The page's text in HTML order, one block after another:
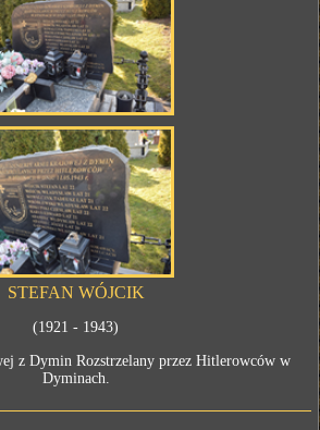
STEFAN WÓJCIK
(1921 - 1943)
z Dymin Rozstrzelany przez Hitlerowców w
Dyminach.